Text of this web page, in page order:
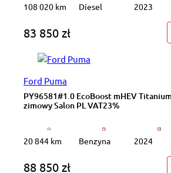
108 020 km Diesel 2023
83 850 zł
Ford Puma
PY96581#1.0 EcoBoost mHEV
zimowy Salon PL VAT23%
20 844 km Benzyna 2024
88 850 zł